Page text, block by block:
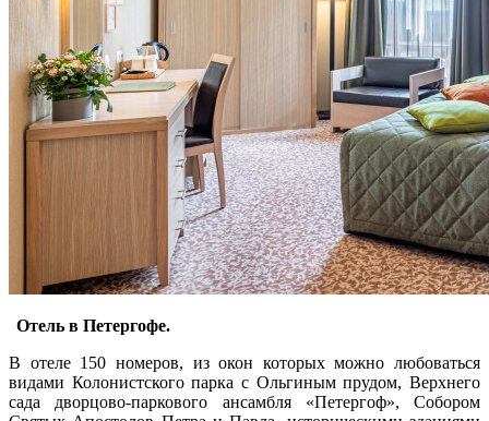
Отель в Петергофе.
В отеле 150 номеров, из окон которых можно любоваться
видами Колонистского парка с Ольгиным прудом, Верхнего
сада дворцово-паркового ансамбля «Петергоф», Собором